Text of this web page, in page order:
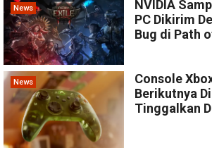
News
NVIDIA
PC Dikirim
Bug di Path
News
Console
Berikutnya
Tinggalkan